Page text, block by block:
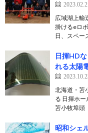
広域湖上輸
掛けるeロ
日、スペー
日揮HD
れる太陽
北海道・苫
る 日揮ホ
苫小牧埠頭
昭和シェ